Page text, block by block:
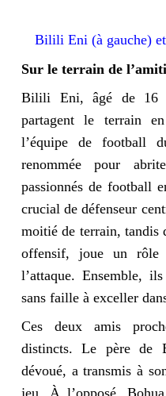
Bilili Eni (à gauche)
Sur le terrain de
Bilili Eni, âgé de 16
partagent le terrain
l’équipe de football
renommée pour
passionnés de football
crucial de défenseur
moitié de terrain, tandis
offensif, joue un rôle
l’attaque. Ensemble,
sans faille à exceller
Ces deux amis
distincts. Le père de
dévoué, a transmis à
jeu. À l’opposé,